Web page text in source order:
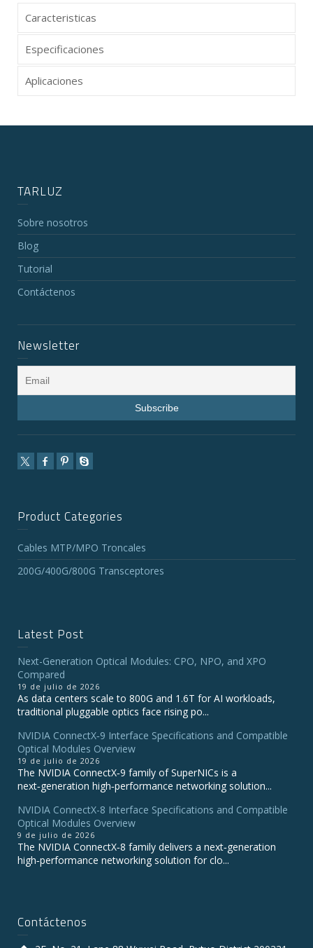
Caracteristicas
Especificaciones
Aplicaciones
TARLUZ
Sobre nosotros
Blog
Tutorial
Contáctenos
Newsletter
Product Categories
Cables MTP/MPO Troncales
200G/400G/800G Transceptores
Latest Post
Next-Generation Optical Modules: CPO, NPO, and XPO
Compared
19 de julio de 2026
As data centers scale to 800G and 1.6T for AI workloads,
traditional pluggable optics face rising po...
NVIDIA ConnectX‑9 Interface Specifications and Compatible
Optical Modules Overview
19 de julio de 2026
The NVIDIA ConnectX‑9 family of SuperNICs is a
next‑generation high‑performance networking solution...
NVIDIA ConnectX-8 Interface Specifications and Compatible
Optical Modules Overview
9 de julio de 2026
The NVIDIA ConnectX‑8 family delivers a next‑generation
high‑performance networking solution for clo...
Contáctenos